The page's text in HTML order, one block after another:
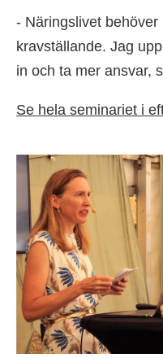
- Näringslivet
kravställande. Jag
in och ta mer ansvar,
Se hela seminariet i